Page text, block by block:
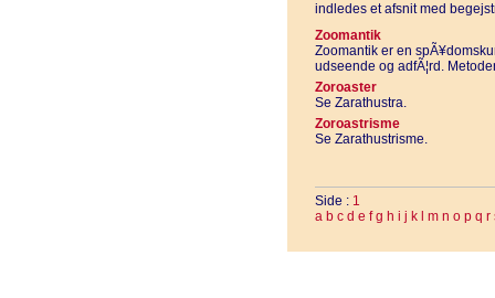
indledes et afsnit med
Zoomantik
Zoomantik er en
udseende og adfÃ¦rd.
Zoroaster
Se Zarathustra.
Zoroastrisme
Se Zarathustrisme.
Side : 1
a b c d e f g h i j k m n o p q r